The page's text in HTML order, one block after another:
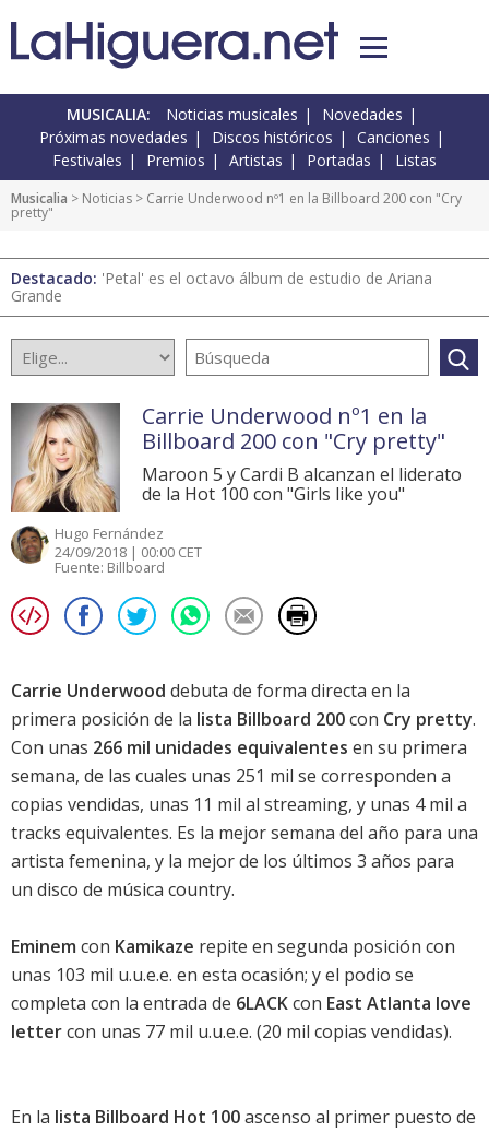
MUSICALIA: Noticias musicales
Novedades
Próximas novedades
Discos históricos
Canciones
Festivales
Premios Artistas Portadas Listas
Musicalia > Noticias > Carrie Underwood nº1 en la Billboard 200 con "Cry
pretty"
Destacado: 'Petal' es el octavo álbum de estudio de Ariana
Grande
Carrie Underwood nº1 en la
Billboard 200 con "Cry pretty"
Maroon 5 y Cardi B alcanzan el liderato
de la Hot 100 con "Girls like you"
Hugo Fernández
24/09/2018 | 00:00 CET
Fuente: Billboard
Carrie Underwood debuta de forma directa en la
primera posición de la lista Billboard 200con Cry pretty.
Con unas 266 mil unidades equivalentes en su primera
semana, de las cuales unas 251 mil se corresponden a
copias vendidas, unas 11 mil al streaming, y unas 4 mil a
tracks equivalentes. Es la mejor semana del año para una
artista femenina, y la mejor de los últimos 3 años para
un disco de música country.
Eminem con Kamikaze repite en segunda posición con
unas 103 mil u.u.e.e. en esta ocasión; y el podio se
completa con la entrada de 6LACKcon East Atlanta love
lettercon unas 77 mil u.u.e.e. (20 mil copias vendidas).
En la lista Billboard Hot 100ascenso al primer puesto de